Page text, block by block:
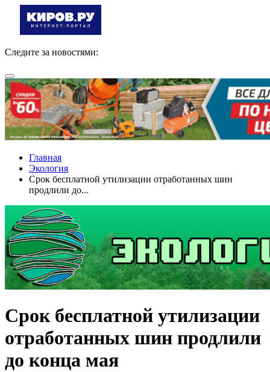
Следите за новостями:
Главная
Экология
Срок бесплатной утилизации отработанных шин
продлили до...
Срок бесплатной утилизации
отработанных шин продлили
до конца мая